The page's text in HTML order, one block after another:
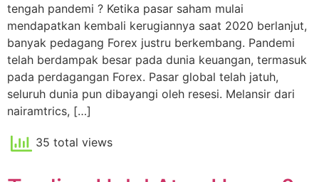
tengah pandemi ? Ketika pasar saham mulai
mendapatkan kembali kerugiannya saat 2020 berlanjut,
banyak pedagang Forex justru berkembang. Pandemi
telah berdampak besar pada dunia keuangan, termasuk
pada perdagangan Forex. Pasar global telah jatuh,
seluruh dunia pun dibayangi oleh resesi. Melansir dari
nairamtrics, […]
35 total views